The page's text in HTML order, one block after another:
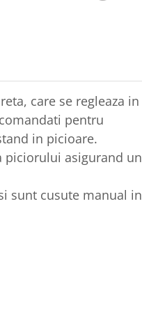
care se regleaza in
pentru
in picioare.
piciorului asigurand un
sunt cusute manual in